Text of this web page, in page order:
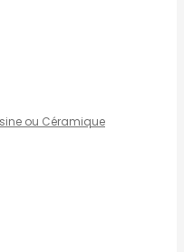
ou Céramique